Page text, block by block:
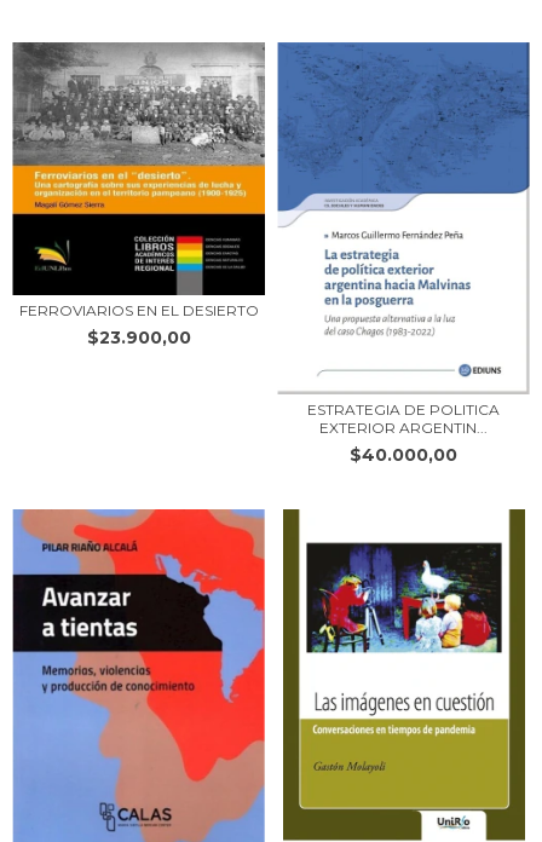
FERROVIARIOS EN EL DESIERTO
$23.900,00
ESTRATEGIA DE POLITICA
EXTERIOR ARGENTIN...
$40.000,00